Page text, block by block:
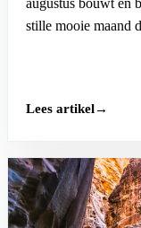
augustus bouwt en
stille mooie maand
Lees artikel